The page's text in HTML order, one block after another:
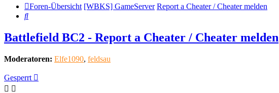
Foren-Übersicht [WBKS] GameServer Report a Cheater / Cheater melden
Suche
Battlefield BC2 - Report a Cheater / Cheater melden
Moderatoren: Elfe1090, feldsau
Gesperrt